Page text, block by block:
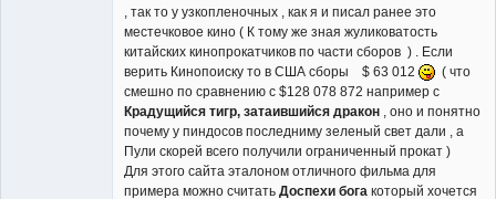
, так то у узкопленочных , как я и писал ранее это
местечковое кино ( К тому же зная жуликоватость
китайских кинопрокатчиков по части сборов ) . Если
верить Кинопоиску то в США сборы $ 63 012
( что
смешно по сравнению с $128 078 872 например с
Крадущийся тигр, затаившийся дракон , оно и понятно
почему у пиндосов последниму зеленый свет дали , а
Пули скорей всего получили ограниченный прокат )
Для этого сайта эталоном отличного фильма для
примера можно считать Доспехи бога который хочется